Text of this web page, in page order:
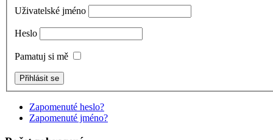
Uživatelské jméno
Heslo
Pamatuj si mě
Zapomenuté heslo?
Zapomenuté jméno?